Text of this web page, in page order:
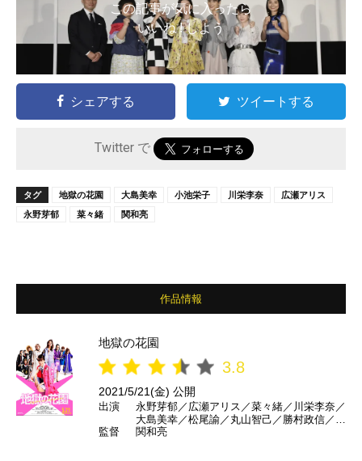
この記事が気に入ったら
いいね ! しよう
シェアする ツイートする
Twitter で
タグ 地獄の花園 大島美幸 小池栄子 川栄李奈
広瀬アリス
永野芽郁
菜々緒 関和亮
作品情報
地獄の花園
3.8
2021/5/21(金) 公開
出演
永野芽郁／広瀬アリス／菜々緒／川栄李奈／
大島美幸／松尾諭／丸山智己／勝村政信／遠
藤憲一／小池栄子
監督 関和亮